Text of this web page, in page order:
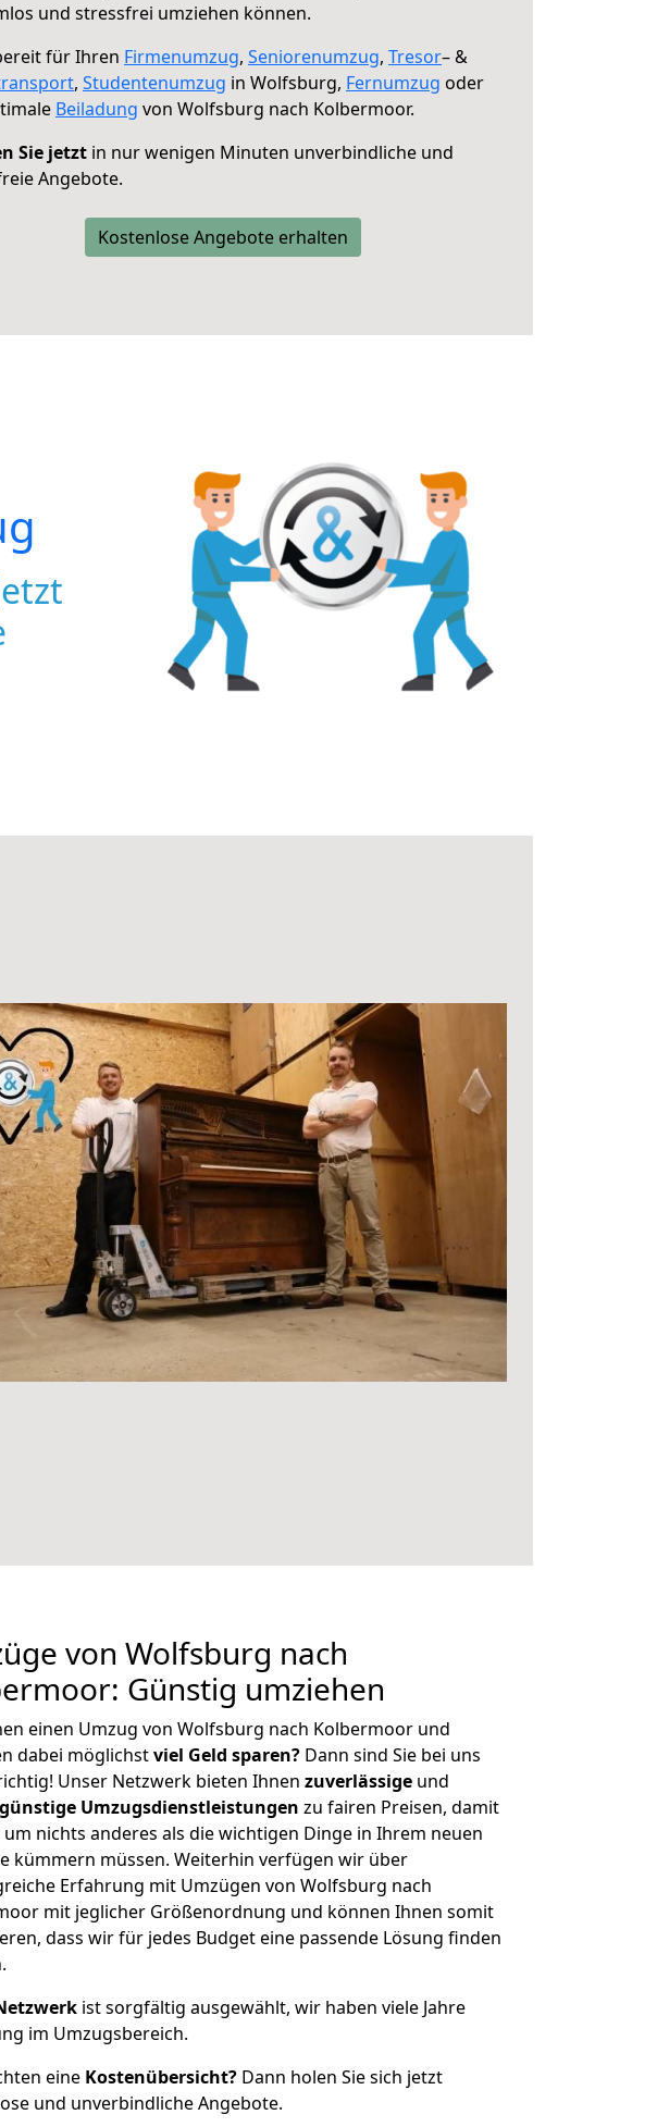
und stressfrei umziehen können.
für Ihren Firmenumzug, Seniorenumzug, Tresor– &
, Studentenumzug in Wolfsburg, Fernumzug oder
Beiladung von Wolfsburg nach Kolbermoor.
Sie jetzt in nur wenigen Minuten unverbindliche und
Angebote.
Kostenlose Angebote erhalten
von Wolfsburg nach
Günstig umziehen
einen Umzug von Wolfsburg nach Kolbermoor und
dabei möglichstviel Geld sparen? Dann sind Sie bei uns
Unser Netzwerk bieten Ihnen zuverlässige und
Umzugsdienstleistungen zu fairen Preisen, damit
um nichts anderes als die wichtigen Dinge in Ihrem neuen
kümmern müssen. Weiterhin verfügen wir über
Erfahrung mit Umzügen von Wolfsburg nach
mit jeglicher Größenordnung und können Ihnen somit
dass wir für jedes Budget eine passende Lösung finden
ist sorgfältig ausgewählt, wir haben viele Jahre
im Umzugsbereich.
eine Kostenübersicht? Dann holen Sie sich jetzt
und unverbindliche Angebote.